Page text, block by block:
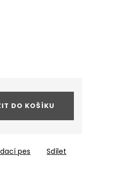
DO KOŠÍKU
pes Sdílet